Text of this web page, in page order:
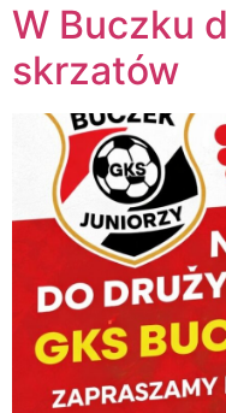
W Buczku
skrzatów